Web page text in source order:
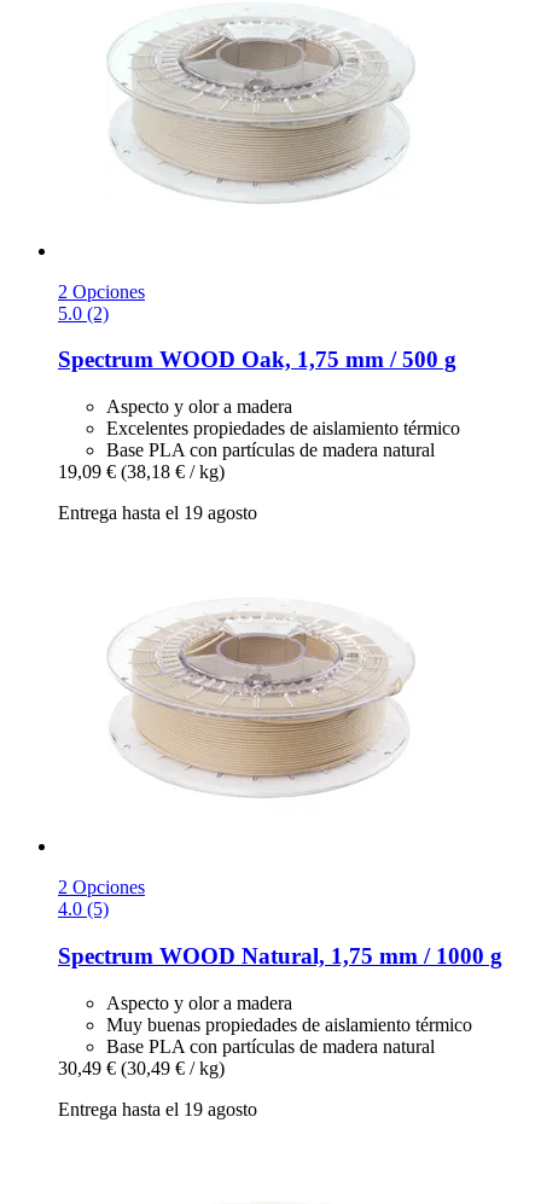
2 Opciones
5.0 (2)
Spectrum WOOD Oak, 1,75 mm / 500 g
Aspecto y olor a madera
Excelentes propiedades de aislamiento térmico
Base PLA con partículas de madera natural
19,09 € (38,18 € / kg)
Entrega hasta el 19 agosto
2 Opciones
4.0 (5)
Spectrum WOOD Natural, 1,75 mm / 1000 g
Aspecto y olor a madera
Muy buenas propiedades de aislamiento térmico
Base PLA con partículas de madera natural
30,49 € (30,49 € / kg)
Entrega hasta el 19 agosto